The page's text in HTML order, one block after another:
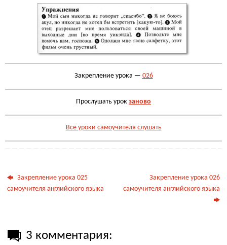
Закрепление урока — 026
Прослушать урок заново
Все уроки самоучителя слушать
Закрепление урока 025
самоучителя английского языка
Закрепление урока 026
самоучителя английского языка
3 комментария: